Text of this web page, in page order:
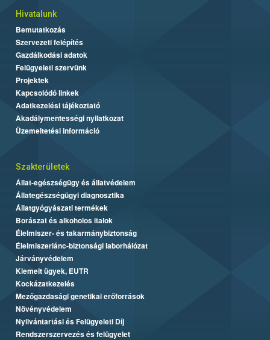
Hivatalunk
Bemutatkozás
Szervezeti felépítés
Gazdálkodási adatok
Felügyeleti szervünk
Projektek
Kapcsolódó linkek
Adatkezelési tájékoztató
Akadálymentességi nyilatkozat
Üzemeltetési információ
Szakterületek
Állat-egészségügy és állatvédelem
Állategészségügyi diagnosztika
Állatgyógyászati termékek
Borászat és alkoholos italok
Élelmiszer- és takarmánybiztonság
Élelmiszerlánc-biztonsági laborhálózat
Járványvédelem
Kiemelt ügyek, EUTR
Kockázatkezelés
Mezőgazdasági genetikai erőforrások
Növényvédelem
Nyilvántartási és Felügyeleti Díj
Rendszerszervezés és felügyelet